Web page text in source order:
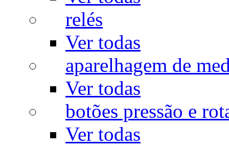
relés
Ver todas
aparelhagem de
Ver todas
botões pressão e
Ver todas